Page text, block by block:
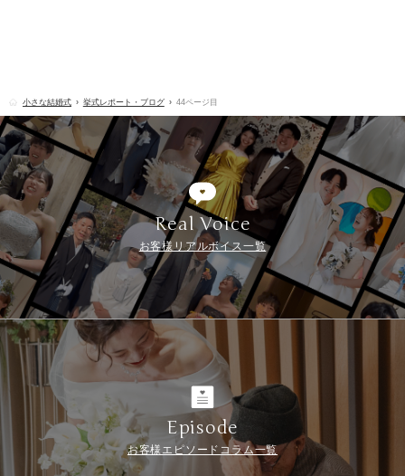
小さな結婚式 挙式レポート・ブログ 44ページ目
Real Voice
お客様リアルボイス一覧
Episode
お客様エピソードコラム一覧